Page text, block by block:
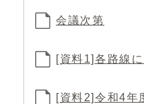
会議次第
[資料1]各路線
[資料2]令和4年